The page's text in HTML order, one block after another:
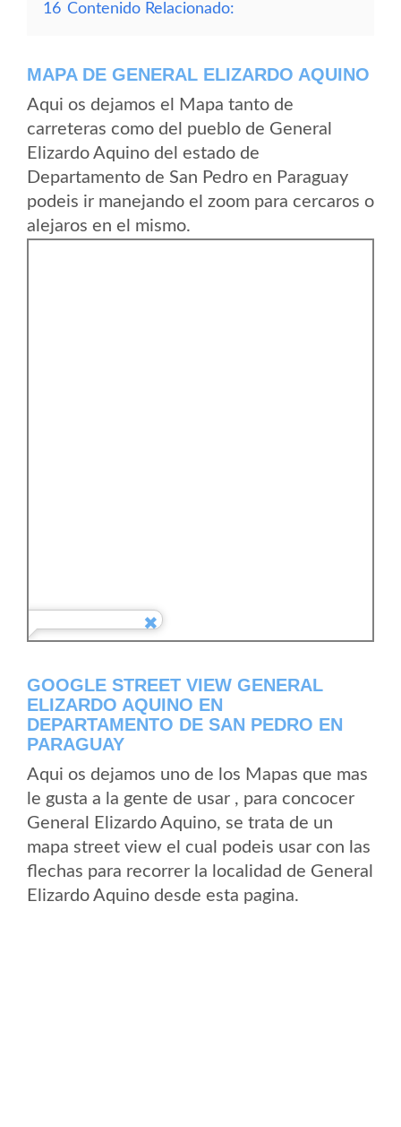
16 Contenido Relacionado:
MAPA DE GENERAL ELIZARDO AQUINO
Aqui os dejamos el Mapa tanto de
carreteras como del pueblo de General
Elizardo Aquino del estado de
Departamento de San Pedro en Paraguay
podeis ir manejando el zoom para cercaros o
alejaros en el mismo.
GOOGLE STREET VIEW GENERAL
ELIZARDO AQUINO EN
DEPARTAMENTO DE SAN PEDRO EN
PARAGUAY
Aqui os dejamos uno de los Mapas que mas
le gusta a la gente de usar , para concocer
General Elizardo Aquino, se trata de un
mapa street view el cual podeis usar con las
flechas para recorrer la localidad de General
Elizardo Aquino desde esta pagina.